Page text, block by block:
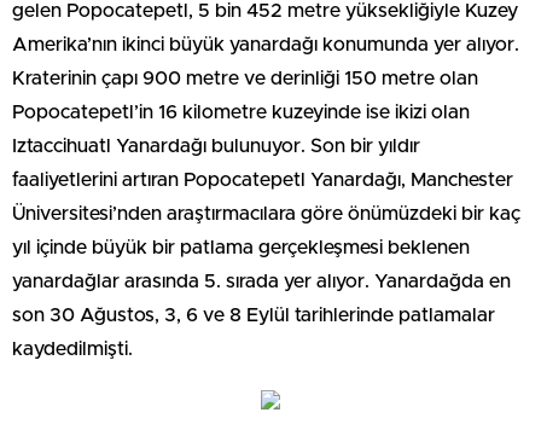
gelen Popocatepetl, 5 bin 452 metre yüksekliğiyle Kuzey
Amerika’nın ikinci büyük yanardağı konumunda yer alıyor.
Kraterinin çapı 900 metre ve derinliği 150 metre olan
Popocatepetl’in 16 kilometre kuzeyinde ise ikizi olan
Iztaccihuatl Yanardağı bulunuyor. Son bir yıldır
faaliyetlerini artıran Popocatepetl Yanardağı, Manchester
Üniversitesi’nden araştırmacılara göre önümüzdeki bir kaç
yıl içinde büyük bir patlama gerçekleşmesi beklenen
yanardağlar arasında 5. sırada yer alıyor. Yanardağda en
son 30 Ağustos, 3, 6 ve 8 Eylül tarihlerinde patlamalar
kaydedilmişti.